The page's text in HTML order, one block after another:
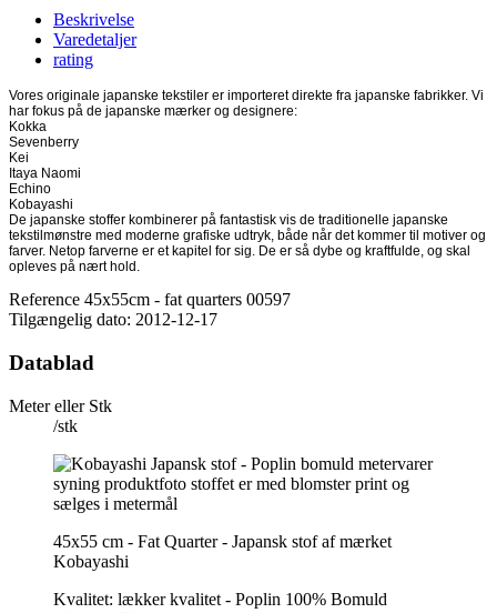
Beskrivelse
Varedetaljer
rating
Vores originale japanske tekstiler er importeret direkte fra japanske fabrikker. Vi
har fokus på de japanske mærker og designere:
Kokka
Sevenberry
Kei
Itaya Naomi
Echino
Kobayashi
De japanske stoffer kombinerer på fantastisk vis de traditionelle japanske
tekstilmønstre med moderne grafiske udtryk, både når det kommer til motiver og
farver. Netop farverne er et kapitel for sig. De er så dybe og kraftfulde, og skal
opleves på nært hold.
Reference 45x55cm - fat quarters 00597
Tilgængelig dato: 2012-12-17
Datablad
Meter eller Stk
/stk
45x55 cm - Fat Quarter - Japansk stof af mærket
Kobayashi
Kvalitet: lækker kvalitet - Poplin 100% Bomuld